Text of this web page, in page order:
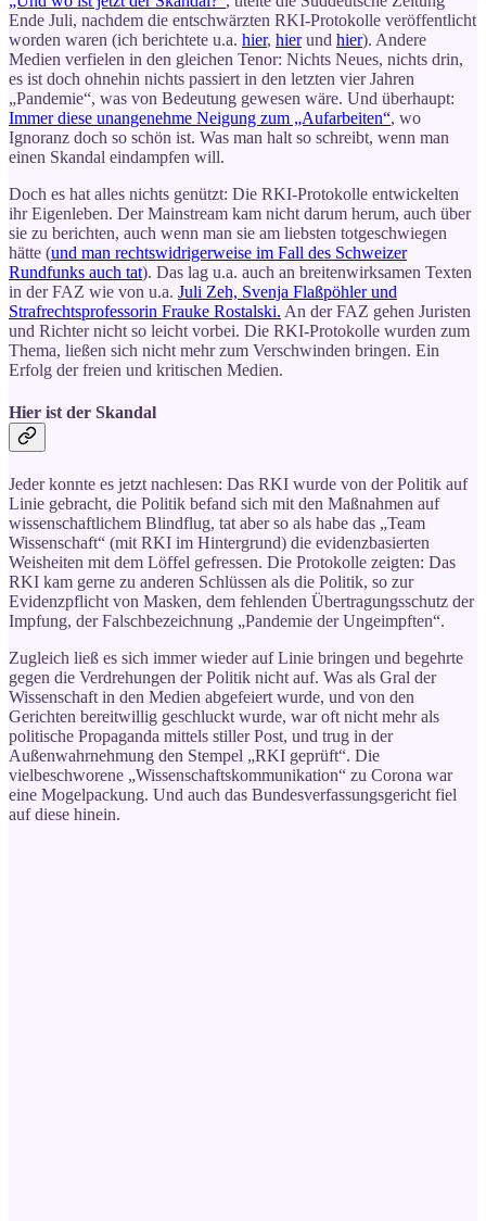
Ende Juli, nachdem die entschwärzten RKI-Protokolle veröffentlicht
worden waren (ich berichtete u.a. hier, hierund hier). Andere
Medien verfielen in den gleichen Tenor: Nichts Neues, nichts drin,
es ist doch ohnehin nichts passiert in den letzten vier Jahren
„Pandemie“, was von Bedeutung gewesen wäre. Und überhaupt:
Immer diese unangenehme Neigung zum „Aufarbeiten“, wo
Ignoranz doch so schön ist. Was man halt so schreibt, wenn man
einen Skandal eindampfen will.
Doch es hat alles nichts genützt: Die RKI-Protokolle entwickelten
ihr Eigenleben. Der Mainstream kam nicht darum herum, auch über
sie zu berichten, auch wenn man sie am liebsten totgeschwiegen
hätte (und man rechtswidrigerweise im Fall des Schweizer
Rundfunks auch tat). Das lag u.a. auch an breitenwirksamen Texten
in der FAZ wie von u.a. Juli Zeh, Svenja Flaßpöhler und
Strafrechtsprofessorin Frauke Rostalski. An der FAZ gehen Juristen
und Richter nicht so leicht vorbei. Die RKI-Protokolle wurden zum
Thema, ließen sich nicht mehr zum Verschwinden bringen. Ein
Erfolg der freien und kritischen Medien.
Hier ist der Skandal
Jeder konnte es jetzt nachlesen: Das RKI wurde von der Politik auf
Linie gebracht, die Politik befand sich mit den Maßnahmen auf
wissenschaftlichem Blindflug, tat aber so als habe das „Team
Wissenschaft“ (mit RKI im Hintergrund) die evidenzbasierten
Weisheiten mit dem Löffel gefressen. Die Protokolle zeigten: Das
RKI kam gerne zu anderen Schlüssen als die Politik, so zur
Evidenzpflicht von Masken, dem fehlenden Übertragungsschutz der
Impfung, der Falschbezeichnung „Pandemie der Ungeimpften“.
Zugleich ließ es sich immer wieder auf Linie bringen und begehrte
gegen die Verdrehungen der Politik nicht auf. Was als Gral der
Wissenschaft in den Medien abgefeiert wurde, und von den
Gerichten bereitwillig geschluckt wurde, war oft nicht mehr als
politische Propaganda mittels stiller Post, und trug in der
Außenwahrnehmung den Stempel „RKI geprüft“. Die
vielbeschworene „Wissenschaftskommunikation“ zu Corona war
eine Mogelpackung. Und auch das Bundesverfassungsgericht fiel
auf diese hinein.